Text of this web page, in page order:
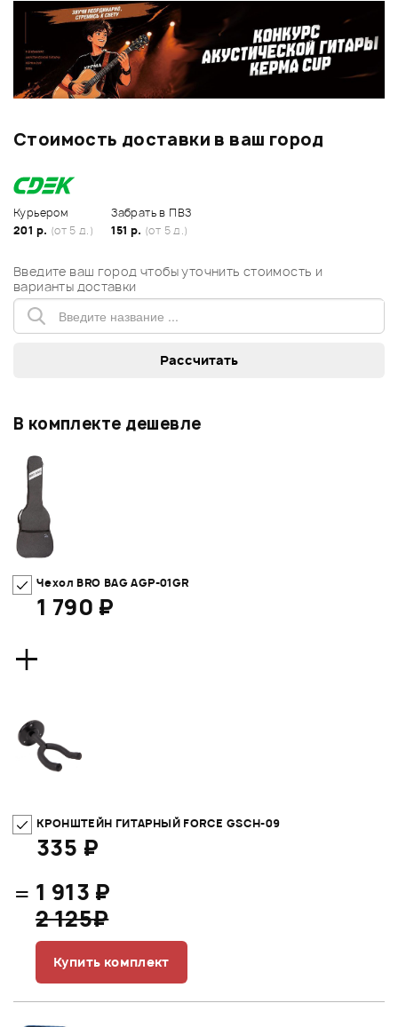
Стоимость доставки в ваш город
Курьером
201 р. (от 5 д.)
Забрать в ПВЗ
151 р. (от 5 д.)
Введите ваш город чтобы уточнить стоимость и
варианты доставки
В комплекте дешевле
Чехол BRO BAG AGP-01GR
1 790 ₽
+
КРОНШТЕЙН ГИТАРНЫЙ FORCE GSCH-09
335 ₽
= 1 913 ₽
2 125₽
Купить комплект